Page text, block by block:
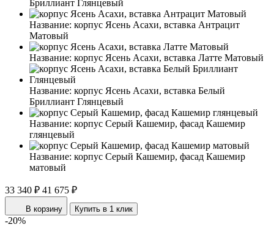
Бриллиант Глянцевый
Название: корпус Ясень Асахи, вставка Антрацит
Матовый
Название: корпус Ясень Асахи, вставка Латте Матовый
Название: корпус Ясень Асахи, вставка Белый
Бриллиант Глянцевый
Название: корпус Серый Кашемир, фасад Кашемир
глянцевый
Название: корпус Серый Кашемир, фасад Кашемир
матовый
33 340 ₽ 41 675 ₽
В корзину Купить в 1 клик
-20%